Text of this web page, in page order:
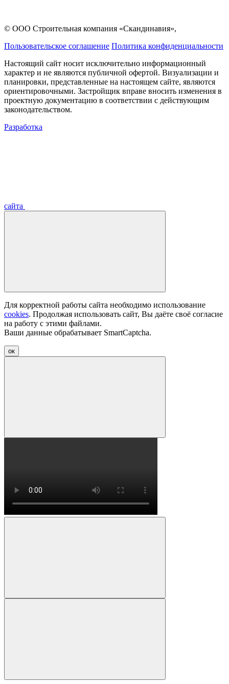
© ООО Строительная компания «Скандинавия»,
Пользовательское соглашение Политика конфиденциальности
Настоящий сайт носит исключительно информационный
характер и не являются публичной офертой. Визуализации и
планировки, представленные на настоящем сайте, являются
ориентировочными. Застройщик вправе вносить изменения в
проектную документацию в соответствии с действующим
законодательством.
Разработка
сайта
Для корректной работы сайта необходимо использование
cookies. Продолжая использовать сайт, Вы даёте своё согласие
на работу с этими файлами.
Ваши данные обрабатывает SmartCaptcha.
ок